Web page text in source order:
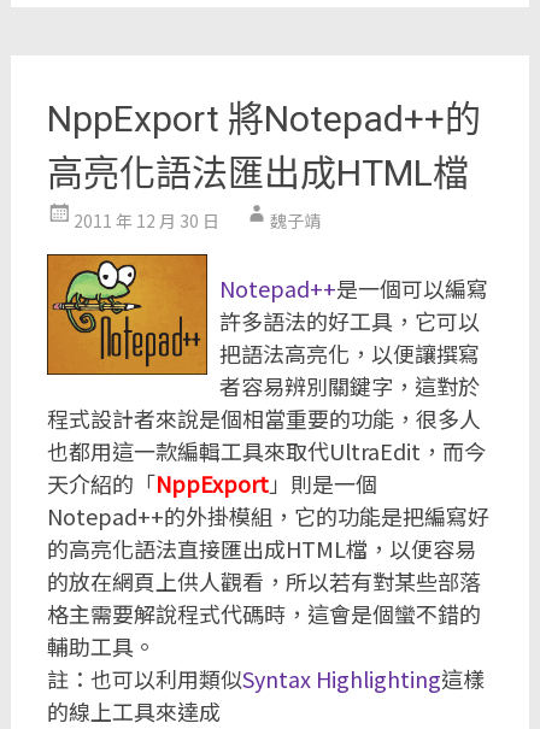
NppExport 將Notepad++的
高亮化語法匯出成HTML檔
2011 年 12 月 30 日 魏子靖
Notepad++是一個可以編寫
許多語法的好工具，它可以
把語法高亮化，以便讓撰寫
者容易辨別關鍵字，這對於
程式設計者來說是個相當重要的功能，很多人
也都用這一款編輯工具來取代UltraEdit，而今
天介紹的「NppExport」則是一個
Notepad++的外掛模組，它的功能是把編寫好
的高亮化語法直接匯出成HTML檔，以便容易
的放在網頁上供人觀看，所以若有對某些部落
格主需要解說程式代碼時，這會是個蠻不錯的
輔助工具。
註：也可以利用類似Syntax Highlighting這樣
的線上工具來達成